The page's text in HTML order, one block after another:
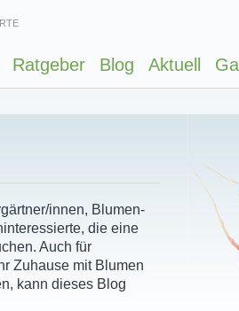
Ratgeber Blog Aktuell
innen, Blumen-
die eine
Auch für
Zuhause mit Blumen
kann dieses Blog